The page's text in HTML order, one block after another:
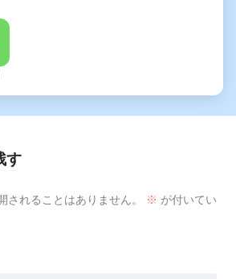
す
されることはありません。 ※ が付いてい